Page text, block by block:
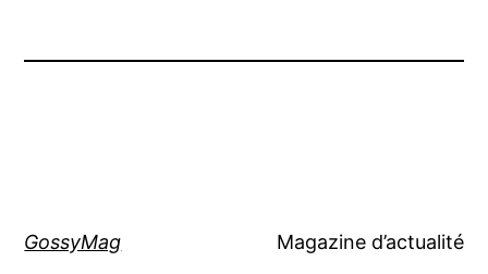
GossyMag Magazine d’actualité